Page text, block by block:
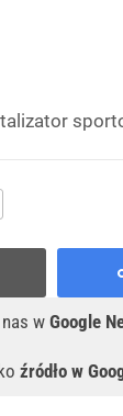
w Google
źródło w